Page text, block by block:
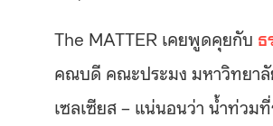
The MATTER เคยพูดคุยกับ
คณบดี คณะประมง มหาวิทยาลั
เซลเซียส – แน่นอนว่า น้ำท่วม